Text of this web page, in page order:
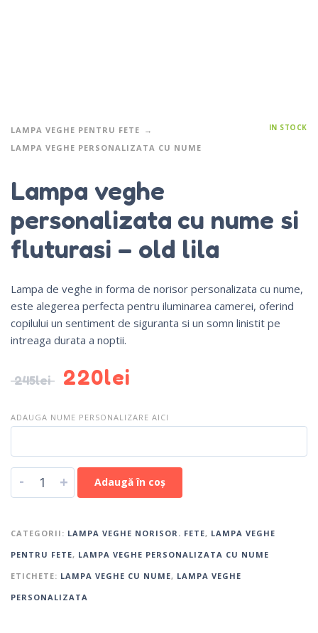
LAMPA VEGHE PENTRU FETE
LAMPA VEGHE PERSONALIZATA CU NUME
IN STOCK
Lampa veghe
personalizata cu nume si
fluturasi – old lila
Lampa de veghe in forma de norisor personalizata cu nume,
este alegerea perfecta pentru iluminarea camerei, oferind
copilului un sentiment de siguranta si un somn linistit pe
intreaga durata a noptii.
245lei 220lei
ADAUGA NUME PERSONALIZARE AICI
- + Adaugă în coș
CATEGORII: LAMPA VEGHE NORISOR. FETE, LAMPA VEGHE
PENTRU FETE, LAMPA VEGHE PERSONALIZATA CU NUME
ETICHETE: LAMPA VEGHE CU NUME, LAMPA VEGHE
PERSONALIZATA